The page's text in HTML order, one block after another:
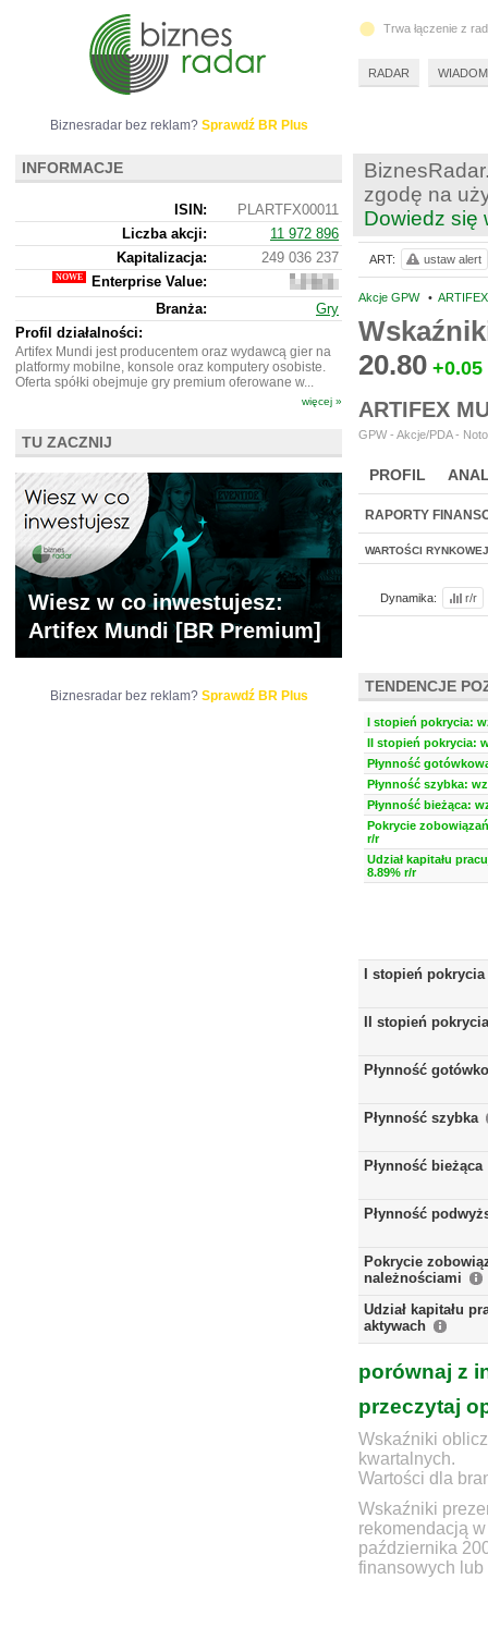
zgodę na
Dowiedz się
Akcje GPW •
20.80 +0.05
ARTIFEX
GPW - Akcje/PDA -
PROFIL
WYCENA BR
RAPORTY
WARTOŚCI RYNKOWEJ
Dynamika: r/r
TENDENCJE
I stopień pokrycia:
II stopień pokrycia:
Płynność
Płynność szybka:
Płynność bieżąca:
Pokrycie
r/r
Udział kapitału
8.89% r/r
I stopień pokrycia
II stopień pokrycia
Płynność
Płynność szybka
Płynność bieżąca
Płynność
Pokrycie
należnościami
Udział kapitału
aktywach
porównaj z
przeczytaj
Wskaźniki
kwartalnych.
Wartości dla
Wskaźniki
rekomendacją
października
finansowych lub
ART: ustaw alert
Biznesradar bez reklam? Sprawdź BR Plus
INFORMACJE
ISIN:
PLARTFX00011
Liczba akcji:
11 972 896
Kapitalizacja:
249 036 237
Enterprise Value:
242
777
237
Branża:
Gry
Profil działalności:
Artifex Mundi jest producentem oraz wydawcą gier na
platformy mobilne, konsole oraz komputery osobiste.
Oferta spółki obejmuje gry premium oferowane w...
więcej »
TU ZACZNIJ
Wiesz w co inwestujesz:
Artifex Mundi [BR Premium]
Biznesradar bez reklam? Sprawdź BR Plus
Trwa łączenie z
RADAR